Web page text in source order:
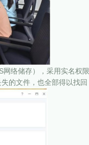
络储存），采用实名权
的文件，也全部得以找回